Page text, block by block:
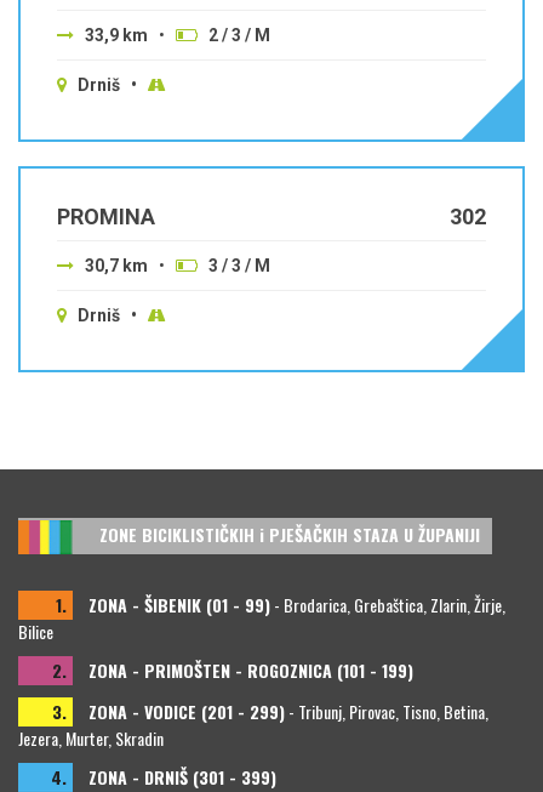
33,9 km • 2 / 3 / M
Drniš •
302
PROMINA
30,7 km • 3 / 3 / M
Drniš •
ZONE BICIKLISTIČKIH i PJEŠAČKIH STAZA U ŽUPANIJI
1. ZONA - ŠIBENIK (01 - 99)- Brodarica, Grebaštica, Zlarin, Žirje,
Bilice
2.
ZONA - PRIMOŠTEN - ROGOZNICA (101 - 199)
3.
ZONA - VODICE (201 - 299)- Tribunj, Pirovac, Tisno, Betina,
Jezera, Murter, Skradin
4.
ZONA - DRNIŠ (301 - 399)